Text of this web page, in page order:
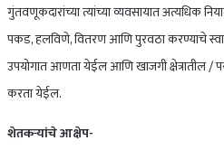
गुंतवणूकदारांच्या त्यांच्या व्यवसायात अत्यधिक
पकड, हलविणे, वितरण आणि पुरवठा करण्याचे
उपयोगात आणता येईल आणि खाजगी क्षेत्रातील /
करता येईल.
शेतकऱ्यांचे आक्षेप-